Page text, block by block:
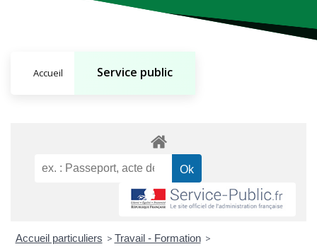
Accueil Service public
Accueil particuliers > Travail - Formation >